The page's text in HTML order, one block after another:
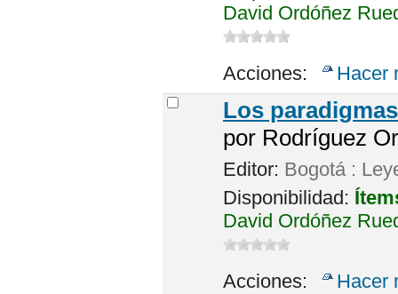
David Ordóñez
Acciones: Hacer
Los
por Rodríguez
Editor: Bogotá :
Disponibilidad:
David Ordóñez
Acciones: Hacer